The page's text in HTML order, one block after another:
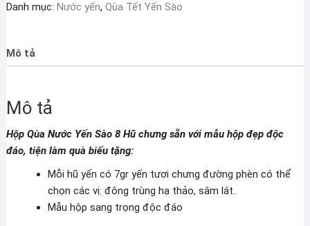
Yến
Hũ
Tươi
lượng
Danh mục: Nước yến, Qùa Tết Yến Sào
Mô tả
Mô tả
Hộp Qùa Nước Yến Sào 8 Hũ chưng sẵn với mẫu hộp đẹp độc
đáo, tiện làm quà biếu tặng:
Mỗi hũ yến có 7gr yến tươi chưng đường phèn có thể
chọn các vị: đông trùng hạ thảo, sâm lát..
Mẫu hộp sang trọng độc đáo